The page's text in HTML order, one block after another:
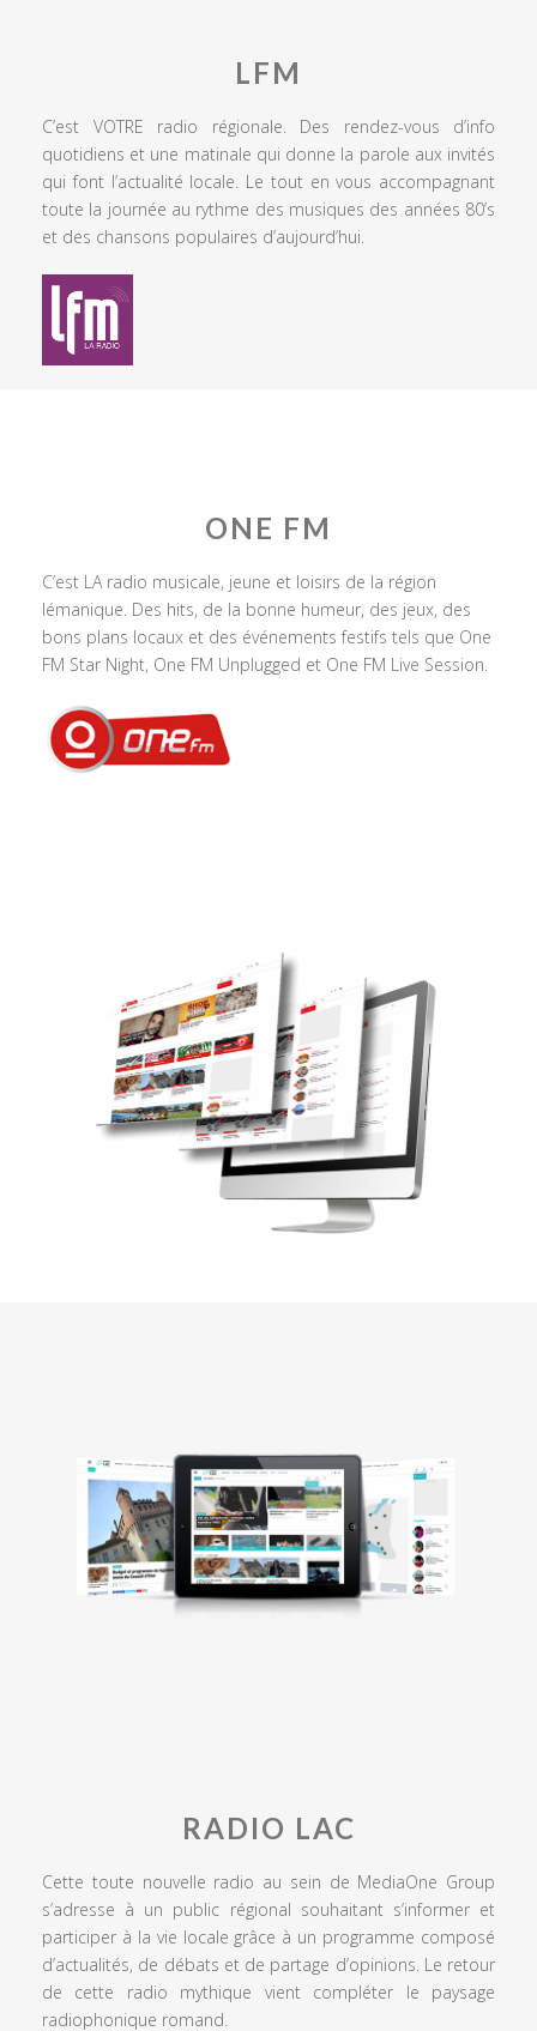
LFM
C’est VOTRE radio régionale. Des rendez-vous d’info
quotidiens et une matinale qui donne la parole aux invités
qui font l’actualité locale. Le tout en vous accompagnant
toute la journée au rythme des musiques des années 80’s
et des chansons populaires d’aujourd’hui.
ONE FM
C’est LA radio musicale, jeune et loisirs de la région
lémanique. Des hits, de la bonne humeur, des jeux, des
bons plans locaux et des événements festifs tels que One
FM Star Night, One FM Unplugged et One FM Live Session.
RADIO LAC
Cette toute nouvelle radio au sein de MediaOne Group
s’adresse à un public régional souhaitant s’informer et
participer à la vie locale grâce à un programme composé
d’actualités, de débats et de partage d’opinions. Le retour
de cette radio mythique vient compléter le paysage
radiophonique romand.